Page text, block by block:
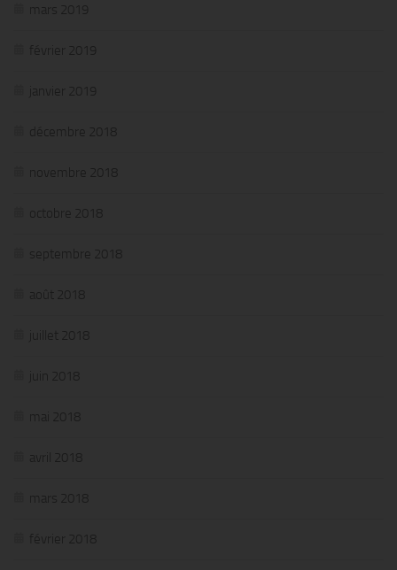
mars 2019
février 2019
janvier 2019
décembre 2018
novembre 2018
octobre 2018
septembre 2018
août 2018
juillet 2018
juin 2018
mai 2018
avril 2018
mars 2018
février 2018